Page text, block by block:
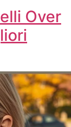
Over